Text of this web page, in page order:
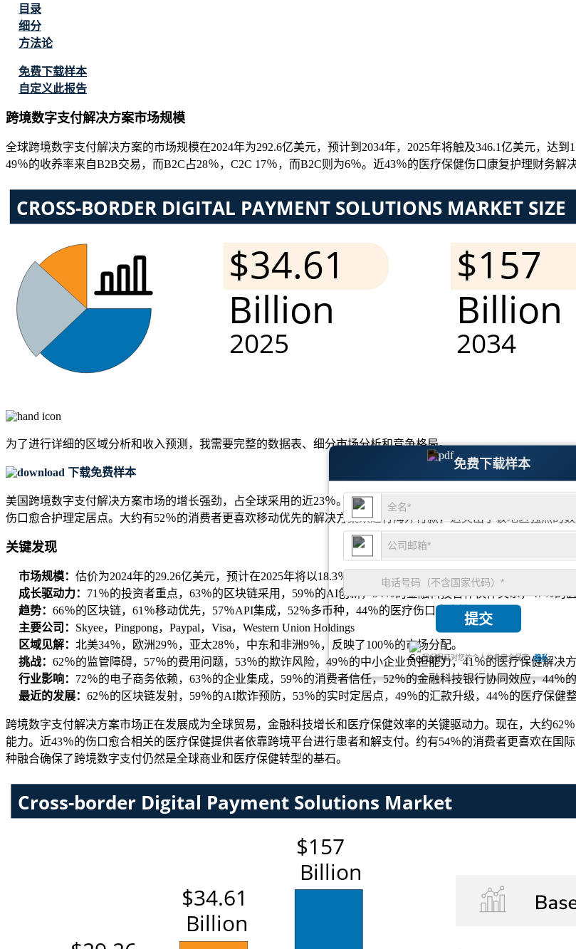
免费下载样本
提交
我们保证对您的个人信息完全保密.隐私
目录
细分
方法论
免费下载样本
自定义此报告
跨境数字支付解决方案市场规模
全球跨境数字支付解决方案的市场规模在2024年为292.6亿美元，预计到2034年，2025年将触及346.1亿美元，达
49％的收养率来自B2B交易，而B2C占28％，C2C 17％，而B2C则为6％。近43％的医疗保健伤口康复护理财务
为了进行详细的区域分析和收入预测，我需要完整的数据表、细分市场分析和竞争格局。
下载免费样本
美国跨境数字支付解决方案市场的增长强劲，占全球采用的近23％。大约68％的美国电子商务交易使用跨境平台
伤口愈合护理定居点。大约有52％的消费者更喜欢移动优先的解决方案来进行海外付款，这突出了该地区强烈的数
关键发现
市场规模： 估价为2024年的29.26亿美元，预计在2025年将以18.3％的复合年增长率在2025年达到34.61亿美元，
成长驱动力： 71％的投资者重点，63％的区块链采用，59％的AI创新，54％的金融科技合作伙伴关系，47％的
趋势： 66％的区块链，61％移动优先，57％API集成，52％多币种，44％的医疗伤口愈合护理。
主要公司： Skyee，Pingpong，Paypal，Visa，Western Union Holdings
区域见解： 北美34％，欧洲29％，亚太28％，中东和非洲9％，反映了100％的市场分配。
挑战： 62％的监管障碍，57％的费用问题，53％的欺诈风险，49％的中小企业负担能力，41％的医疗保健解决方
行业影响： 72％的电子商务依赖，63％的企业集成，59％的消费者信任，52％的金融科技银行协同效应，44％
最近的发展： 62％的区块链发射，59％的AI欺诈预防，53％的实时定居点，49％的汇款升级，44％的医疗保健整
跨境数字支付解决方案市场正在发展成为全球贸易，金融科技增长和医疗保健效率的关键驱动力。现在，大约62
能力。近43％的伤口愈合相关的医疗保健提供者依靠跨境平台进行患者和解支付。约有54％的消费者更喜欢在国
种融合确保了跨境数字支付仍然是全球商业和医疗保健转型的基石。